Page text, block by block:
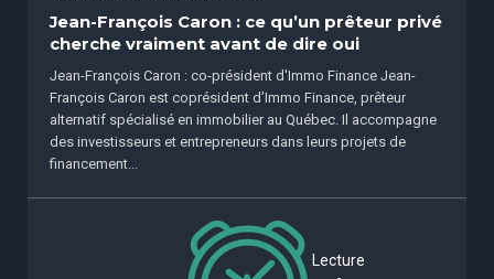
Jean-François Caron : ce qu’un prêteur privé
cherche vraiment avant de dire oui
Jean-François Caron : co-président d'Immo Finance Jean-
François Caron est coprésident d’Immo Finance, prêteur
alternatif spécialisé en immobilier au Québec. Il accompagne
des investisseurs et entrepreneurs dans leurs projets de
financement...
Lecture